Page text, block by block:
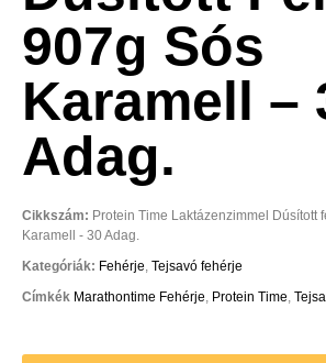
907g Sós
Karamell –
Adag.
Cikkszám: Protein Time Laktázenzimmel Dúsított
Karamell - 30 Adag.
Kategóriák: Fehérje, Tejsavó fehérje
Címkék Marathontime Fehérje, Protein Time,